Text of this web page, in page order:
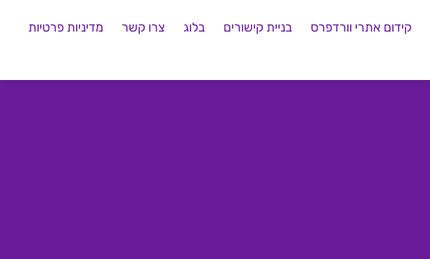
קידום אתרי וורדפרס בניית קישורים בלוג צרו קשר מדיניות פרטיות